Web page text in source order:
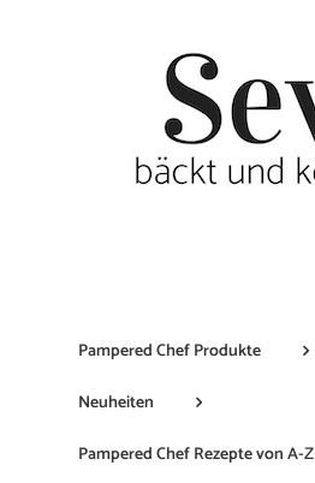
Pampered Chef Produkte
Neuheiten
Pampered Chef Rezepte von A-Z